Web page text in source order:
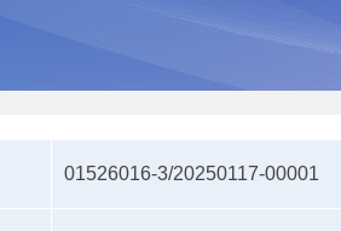
01526016-3/20250117-00001